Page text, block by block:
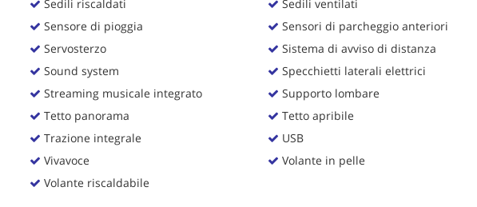
Sedili riscaldati
Sensore di pioggia
Servosterzo
Sound system
Streaming musicale integrato
Tetto panorama
Trazione integrale
Vivavoce
Volante riscaldabile
Sedili ventilati
Sensori di parcheggio anteriori
Sistema di avviso di distanza
Specchietti laterali elettrici
Supporto lombare
Tetto apribile
USB
Volante in pelle